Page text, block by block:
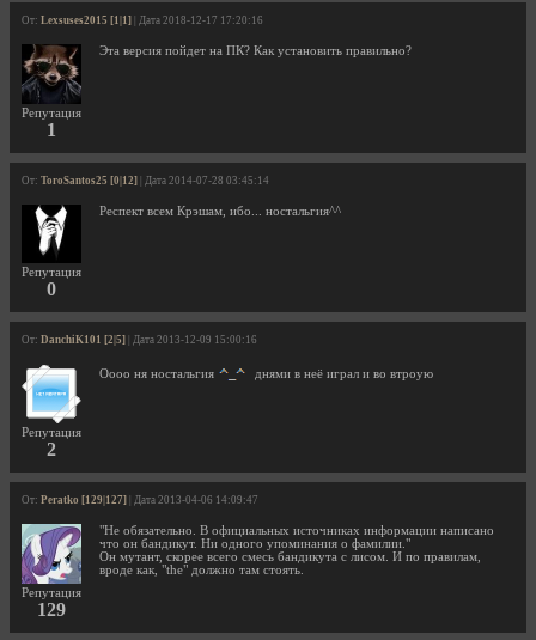
От: Lexsuses2015 [1|1] | Дата 2018-12-17 17:20:16
Репутация
1
Эта версия пойдет на ПК? Как установить правильно?
От: ToroSantos25 [0|12] | Дата 2014-07-28 03:45:14
Репутация
0
Респект всем Крэшам, ибо... ностальгия^^
От: DanchiK101 [2|5] | Дата 2013-12-09 15:00:16
Репутация
2
Оооо ня ностальгия днями в неё играл и во втроую
От: Peratko [129|127] | Дата 2013-04-06 14:09:47
Репутация
129
"Не обязательно. В официальных источниках информации написано
что он бандикут. Ни одного упоминания о фамилии."
Он мутант, скорее всего смесь бандикута с лисом. И по правилам,
вроде как, "the" должно там стоять.